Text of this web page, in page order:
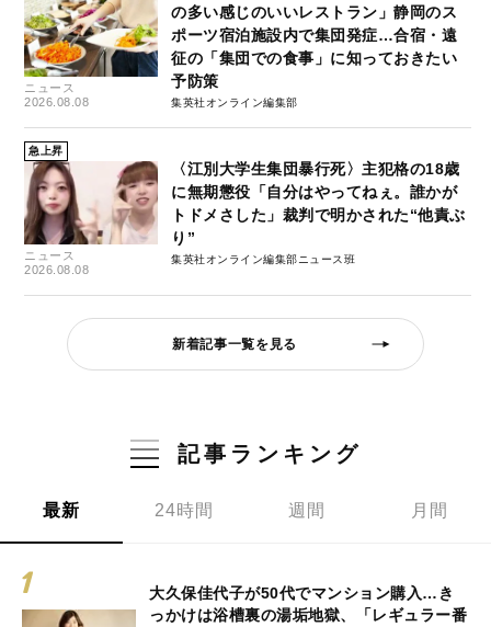
ニュース
2026.08.08
の多い感じのいいレストラン」静岡のス
ポーツ宿泊施設内で集団発症…合宿・遠
征の「集団での食事」に知っておきたい
予防策
集英社オンライン編集部
急上昇
ニュース
2026.08.08
〈江別大学生集団暴行死〉主犯格の18歳
に無期懲役「自分はやってねぇ。誰かが
トドメさした」裁判で明かされた“他責ぶ
り”
集英社オンライン編集部ニュース班
新着記事一覧を見る
記事ランキング
最新 24時間 週間 月間
大久保佳代子が50代でマンション購入…き
っかけは浴槽裏の湯垢地獄、「レギュラー番